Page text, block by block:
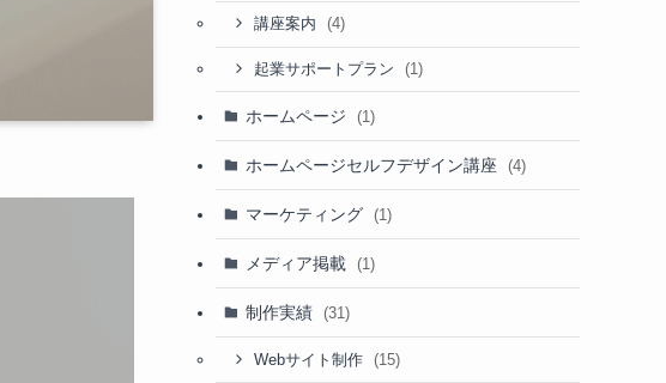
講座案内 (4)
起業サポートプラン (1)
ホームページ (1)
ホームページセルフデザイン講座 (4)
マーケティング (1)
メディア掲載 (1)
制作実績 (31)
Webサイト制作 (15)